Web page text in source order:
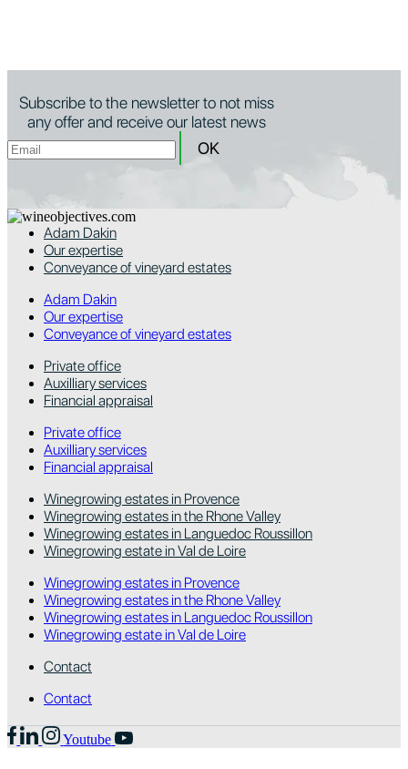
Subscribe to the newsletter to not miss
any offer and receive our latest news
Adam Dakin
Our expertise
Conveyance of vineyard estates
Adam Dakin
Our expertise
Conveyance of vineyard estates
Private office
Auxilliary services
Financial appraisal
Private office
Auxilliary services
Financial appraisal
Winegrowing estates in Provence
Winegrowing estates in the Rhone Valley
Winegrowing estates in Languedoc Roussillon
Winegrowing estate in Val de Loire
Winegrowing estates in Provence
Winegrowing estates in the Rhone Valley
Winegrowing estates in Languedoc Roussillon
Winegrowing estate in Val de Loire
Contact
Contact
Youtube